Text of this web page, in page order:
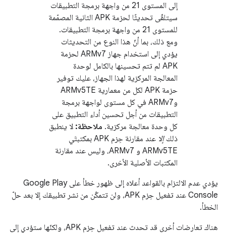
إلى المستوى 21 من واجهة برمجة التطبيقات
سيتلقّى تحديثًا لحزمة APK الثانية المصمّمة
للمستوى 21 من واجهة برمجة التطبيقات.
ومع ذلك، بما أنّ هذا النوع من التحديثات
يؤدي إلى استخدام جهاز ARMv7 لحزمة
APK لم تتم تحسينها بالكامل لوحدة
المعالجة المركزية لهذا الجهاز، عليك توفير
حزمة APK لكل من معمارية ARMv5TE
وARMv7 في كل مستوى لواجهة برمجة
التطبيقات من أجل تحسين أداء التطبيق على
كل وحدة معالجة مركزية. ملاحظة: لا ينطبق
ذلكإلا
عند مقارنة حِزم APK بمكتبتَي
ARMv5TE و ARMv7، وليس عند مقارنة
المكتبات الأصلية الأخرى.
يؤدي عدم الالتزام بالقواعد أعلاه إلى ظهور خطأ على Google Play
Console عند تفعيل حِزم APK، ولن تتمكّن من نشر تطبيقك إلا بعد حلّ
الخطأ.
هناك تعارضات أخرى قد تحدث عند تفعيل حِزم APK، ولكنّها ستؤدي إلى